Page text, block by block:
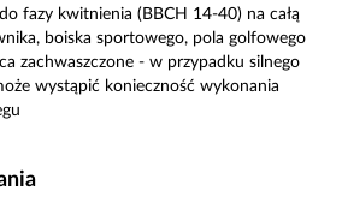
fazy kwitnienia (BBCH 14-40) na całą
boiska sportowego, pola golfowego
zachwaszczone - w przypadku silnego
wystąpić konieczność wykonania